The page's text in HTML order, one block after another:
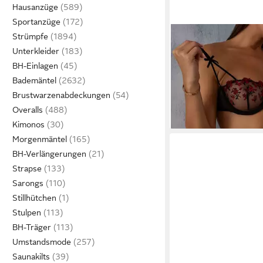
Hausanzüge
Sportanzüge
Strümpfe
Unterkleider
BH-Einlagen
Bademäntel
Brustwarzenabdeckungen
Overalls
Kimonos
Morgenmäntel
BH-Verlängerungen
Strapse
Sarongs
Stillhütchen
Stulpen
BH-Träger
Umstandsmode
Saunakilts
ELEGANT LOVE
Set:
Dessous Set für
BH & Tüll-Tanga (Set,
Panty) elegantes
Unterwäsche,
21,24 € 24,99 €
nur bis Dienstag
-15%